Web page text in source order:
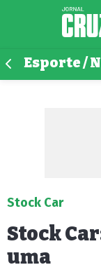
Esporte /
Stock Car
Stock
uma